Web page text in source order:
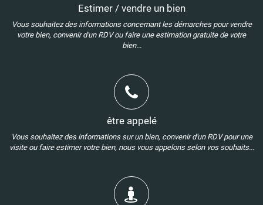
Estimer / vendre un bien
Vous souhaitez des informations concernant les démarches pour vendre
votre bien, convenir d'un RDV ou faire une estimation gratuite de votre
bien...
être appelé
Vous souhaitez des informations sur un bien, convenir d'un RDV pour une
visite ou faire estimer votre bien, nous vous appelons selon vos souhaits...